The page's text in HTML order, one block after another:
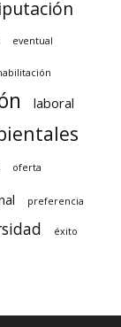
eventual
laboral
oferta
preferencia
éxito